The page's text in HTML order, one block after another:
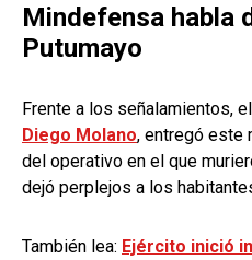
Mindefensa habla
Putumayo
Frente a los señalamientos, el
Diego Molano, entregó este
del operativo en el que
dejó perplejos a los
También lea: Ejército inició